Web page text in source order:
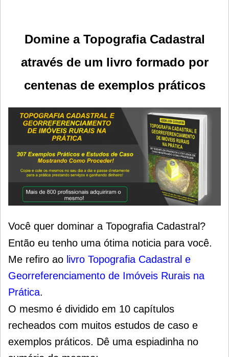
Domine a Topografia Cadastral
através de um livro formado por
centenas de exemplos práticos
Você quer dominar a Topografia Cadastral?
Então eu tenho uma ótima noticia para você.
Me refiro ao livro Topografia Cadastral e
Georreferenciamento de Imóveis Rurais na
Prática.
O mesmo é dividido em 10 capítulos
recheados com muitos estudos de caso e
exemplos práticos. Dê uma espiadinha no